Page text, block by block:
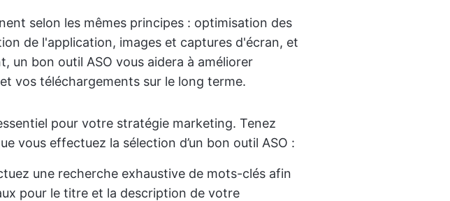
selon les mêmes principes : optimisation des
de l'application, images et captures d'écran, et
un bon outil ASO vous aidera à améliorer
vos téléchargements sur le long terme.
pour votre stratégie marketing. Tenez
vous effectuez la sélection d’un bon outil ASO :
une recherche exhaustive de mots-clés afin
pour le titre et la description de votre